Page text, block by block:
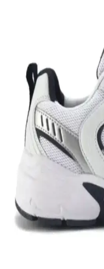
Nike Air Force 1, ikonik
günlük yaşamda
getirir, farklı tarzlara
Nike Team Hustle:
Kullanım İçin
Nike Team Hustle
arada sunar. Spor ve
hareket özgürlüğü ve
Genel Markalar
HİLL Unisex Metal
İki popüler spor tacını
ve kullanıcı